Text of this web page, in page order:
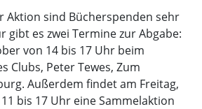
Aktion sind Bücherspenden sehr
gibt es zwei Termine zur Abgabe:
von 14 bis 17 Uhr beim
Clubs, Peter Tewes, Zum
Außerdem findet am Freitag,
bis 17 Uhr eine Sammelaktion